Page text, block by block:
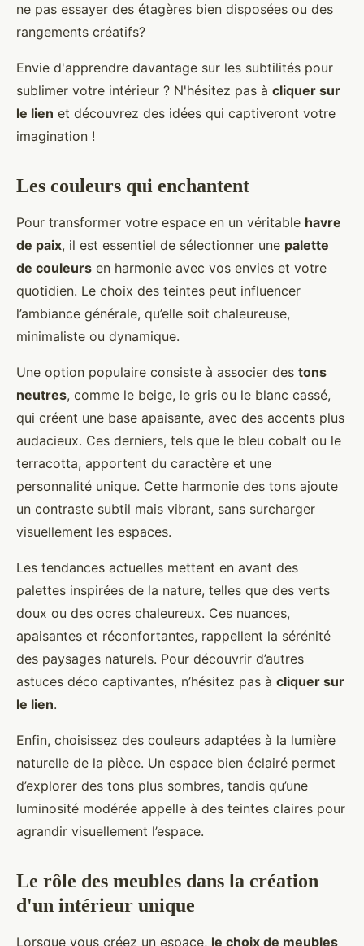
ne pas essayer des étagères bien disposées ou des
rangements créatifs?
Envie d'apprendre davantage sur les subtilités pour
sublimer votre intérieur ? N'hésitez pas à cliquer sur
le lien et découvrez des idées qui captiveront votre
imagination !
Les couleurs qui enchantent
Pour transformer votre espace en un véritable havre
de paix, il est essentiel de sélectionner une palette
de couleurs en harmonie avec vos envies et votre
quotidien. Le choix des teintes peut influencer
l’ambiance générale, qu’elle soit chaleureuse,
minimaliste ou dynamique.
Une option populaire consiste à associer des tons
neutres, comme le beige, le gris ou le blanc cassé,
qui créent une base apaisante, avec des accents plus
audacieux. Ces derniers, tels que le bleu cobalt ou le
terracotta, apportent du caractère et une
personnalité unique. Cette harmonie des tons ajoute
un contraste subtil mais vibrant, sans surcharger
visuellement les espaces.
Les tendances actuelles mettent en avant des
palettes inspirées de la nature, telles que des verts
doux ou des ocres chaleureux. Ces nuances,
apaisantes et réconfortantes, rappellent la sérénité
des paysages naturels. Pour découvrir d’autres
astuces déco captivantes, n’hésitez pas à cliquer sur
le lien.
Enfin, choisissez des couleurs adaptées à la lumière
naturelle de la pièce. Un espace bien éclairé permet
d’explorer des tons plus sombres, tandis qu’une
luminosité modérée appelle à des teintes claires pour
agrandir visuellement l’espace.
Le rôle des meubles dans la création
d'un intérieur unique
Lorsque vous créez un espace, le choix de meubles